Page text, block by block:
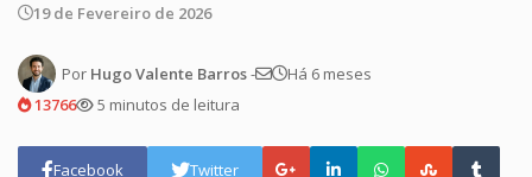
19 de Fevereiro de 2026
Por Hugo Valente Barros-
Há 6 meses
13766
5 minutos de leitura
Facebook Twitter